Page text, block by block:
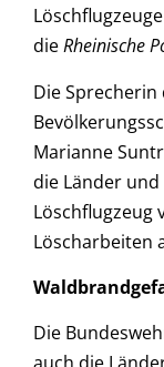
dieRheinische
Die
Marianne
die Länder
Löschflugzeug
Löscharbeiten
Die